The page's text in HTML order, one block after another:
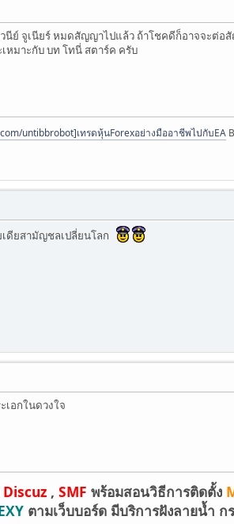
วนีย์ จูเนียร์ หมดสัญญาไปแล้ว ถ้าโชคดีก็อาจจะต่
หมาะกับ บท โทนี่ สตาร์ค ครับ
untibbrobot]เทรดหุ้นForexอย่างมืออาชีพไปกับEA
ดียสามัญชลเปลี่ยนโลก
เอกในดวงใจ
Discuz , SMF พร้อมสอนวิธีการติดตั้ง
ตามเว็บบอร์ด มีบริการฝังลายน้ำ